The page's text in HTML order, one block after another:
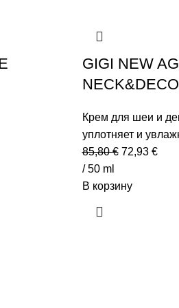
GIGI NEW
Крем для шеи и
уплотняет и
85,80€
составляла
72,93 €
/ 50 ml
В корзину